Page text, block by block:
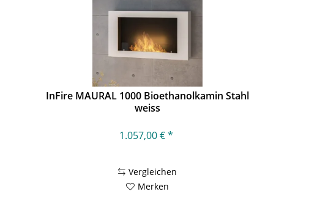
InFire MAURAL 1000 Bioethanolkamin Stahl
weiss
1.057,00 € *
Vergleichen
Merken